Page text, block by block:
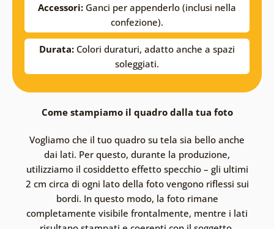
Accessori: Ganci per appenderlo (inclusi nella
confezione).
Durata: Colori duraturi, adatto anche a spazi
soleggiati.
Come stampiamo il quadro dalla tua foto
Vogliamo che il tuo quadro su tela sia bello anche
dai lati. Per questo, durante la produzione,
utilizziamo il cosiddetto effetto specchio – gli ultimi
2 cm circa di ogni lato della foto vengono riflessi sui
bordi. In questo modo, la foto rimane
completamente visibile frontalmente, mentre i lati